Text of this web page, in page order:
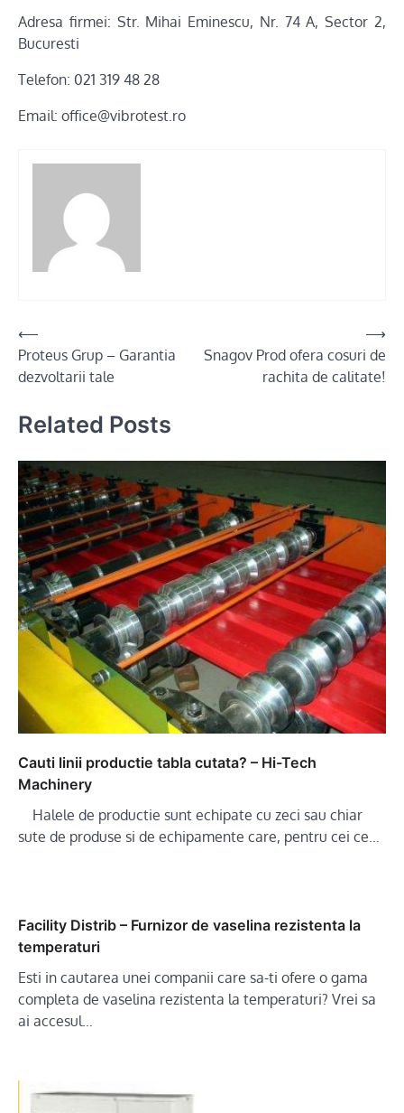
Adresa firmei: Str. Mihai Eminescu, Nr. 74 A, Sector 2,
Bucuresti
Telefon: 021 319 48 28
Email: office@vibrotest.ro
Post
navigation
⟵
Proteus Grup – Garantia
dezvoltarii tale
Snagov Prod ofera cosuri de
rachita de calitate!
⟶
Related Posts
Cauti linii productie tabla cutata? – Hi-Tech
Machinery
Halele de productie sunt echipate cu zeci sau chiar
sute de produse si de echipamente care, pentru cei ce…
Facility Distrib – Furnizor de vaselina rezistenta la
temperaturi
Esti in cautarea unei companii care sa-ti ofere o gama
completa de vaselina rezistenta la temperaturi? Vrei sa
ai accesul…